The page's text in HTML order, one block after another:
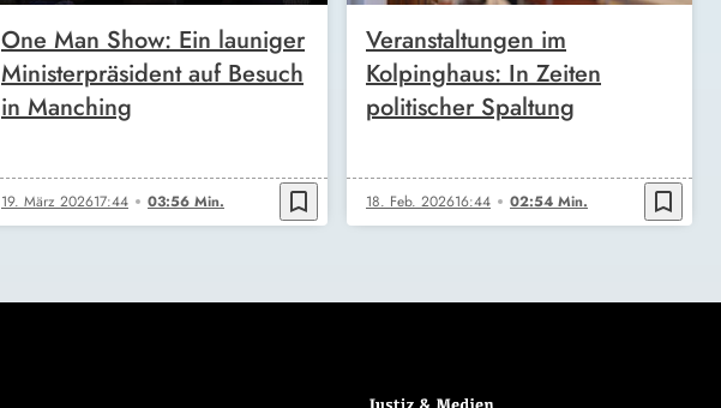
One Man Show: Ein launiger
Ministerpräsident auf Besuch
in Manching
19. März 202617:44 03:56 Min. bookmark_border
Veranstaltungen im
Kolpinghaus: In Zeiten
politischer Spaltung
18. Feb. 202616:44 02:54 Min. bookmark_border